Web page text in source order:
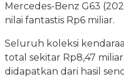
Mercedes-Benz G63
nilai fantastis Rp6 miliar.
Seluruh koleksi
total sekitar Rp8,47
didapatkan dari hasil